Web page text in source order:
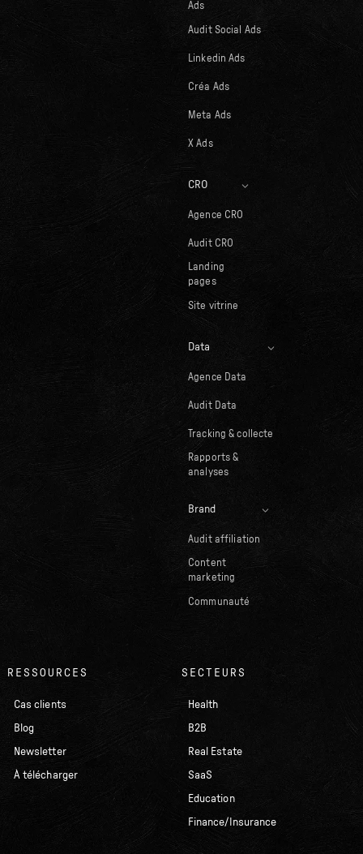
Ads
Audit Social Ads
Linkedin Ads
Créa Ads
Meta Ads
X Ads
CRO
Agence CRO
Audit CRO
Landing
pages
Site vitrine
Data
Agence Data
Audit Data
Tracking & collecte
Rapports &
analyses
Brand
Audit affiliation
Content
marketing
Communauté
RESSOURCES
Cas clients
Blog
Newsletter
À télécharger
SECTEURS
Health
B2B
Real Estate
SaaS
Education
Finance/Insurance